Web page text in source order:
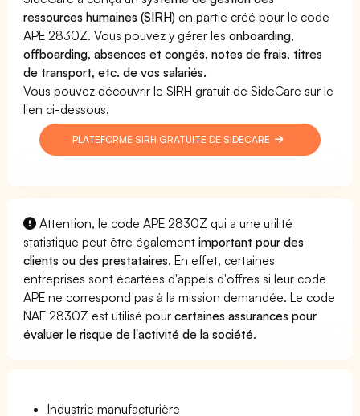
ressources humaines (SIRH) en partie créé pour le code
APE 2830Z. Vous pouvez y gérer lesonboarding,
offboarding, absences et congés, notes de frais, titres
de transport, etc. de vos salariés.
Vous pouvez découvrir le SIRH gratuit de SideCare sur le
lien ci-dessous.
PLATEFORME SIRH GRATUITE DE SIDECARE
Attention, le code APE 2830Z qui a une utilité
statistique peut être égalementimportant pour des
clients ou des prestataires. En effet, certaines
entreprises sont écartées d'appels d'offres si leur code
APE ne correspond pas à la mission demandée. Le code
NAF 2830Z est utilisé pourcertaines assurances pour
évaluer le risque de l'activité de la société.
Industrie manufacturière